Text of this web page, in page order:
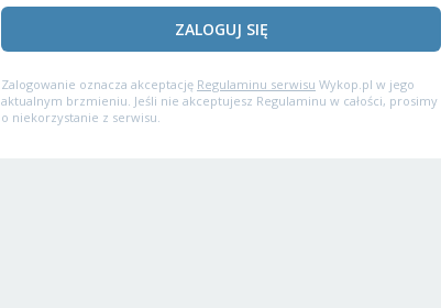
ZALOGUJ SIĘ
Zalogowanie oznacza akceptację Regulaminu serwisu Wykop.pl w jego
aktualnym brzmieniu. Jeśli nie akceptujesz Regulaminu w całości, prosimy
o niekorzystanie z serwisu.